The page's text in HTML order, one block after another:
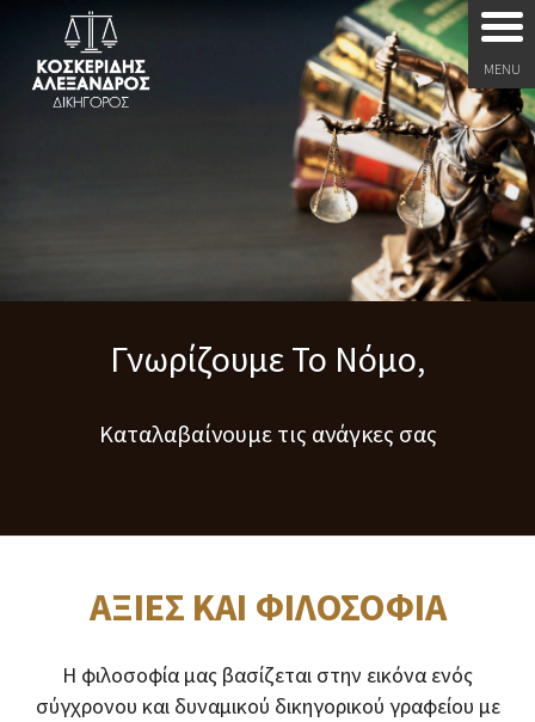
Γνωρίζουμε Το Νόμο,
Καταλαβαίνουμε τις ανάγκες σας
ΑΞΙΕΣ ΚΑΙ ΦΙΛΟΣΟΦΙΑ
Η φιλοσοφία μας βασίζεται στην εικόνα ενός
σύγχρονου και δυναμικού δικηγορικού γραφείου με
MENU